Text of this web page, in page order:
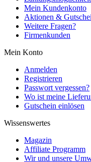
Mein Kundenkonto
Aktionen &
Weitere Fragen?
Firmenkunden
Mein Konto
Anmelden
Registrieren
Passwort vergessen?
Wo ist meine
Gutschein einlösen
Wissenswertes
Magazin
Affiliate Programm
Wir und unsere